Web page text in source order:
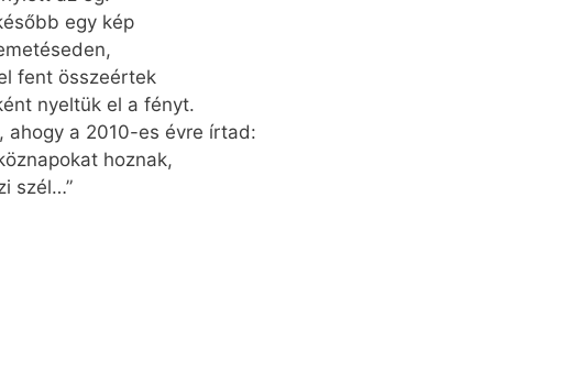
egy kép
fent összeértek
nyeltük el a fényt.
ahogy a 2010-es évre írtad:
hoznak,
szél…”